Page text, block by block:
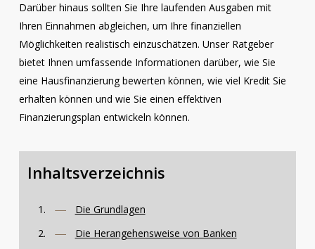
Darüber hinaus sollten Sie Ihre laufenden Ausgaben mit
Ihren Einnahmen abgleichen, um Ihre finanziellen
Möglichkeiten realistisch einzuschätzen. Unser Ratgeber
bietet Ihnen umfassende Informationen darüber, wie Sie
eine Hausfinanzierung bewerten können, wie viel Kredit Sie
erhalten können und wie Sie einen effektiven
Finanzierungsplan entwickeln können.
Inhaltsverzeichnis
Die Grundlagen
Die Herangehensweise von Banken